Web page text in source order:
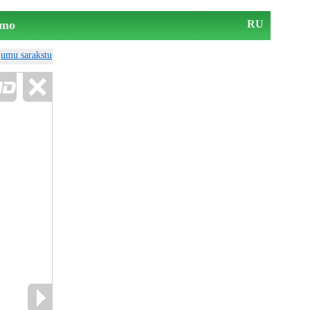
RU
sarakstu